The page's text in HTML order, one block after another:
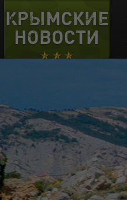
КРЫМСКИЕ
НОВОСТИ